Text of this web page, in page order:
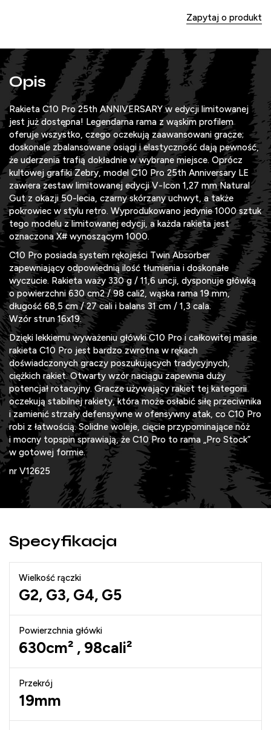
Zapytaj o produkt
Opis
Rakieta C10 Pro 25th ANNIVERSARY w edycji limitowanej
jest już dostępna! Legendarna rama z wąskim profilem
oferuje wszystko, czego oczekują zaawansowani gracze;
doskonale zbalansowane osiągi i elastyczność dają pewność,
że uderzenia trafią dokładnie w wybrane miejsce. Oprócz
kultowej grafiki Zebry, model C10 Pro 25th Anniversary LE
zawiera zestaw limitowanej edycji V-Icon 1,27 mm Natural
Gut z okazji 50-lecia, czarny skórzany uchwyt, a także
pokrowiec w stylu retro. Wyprodukowano jedynie 1000 sztuk
tego modelu z limitowanej edycji, a każda rakieta jest
oznaczona X# wynoszącym 1000.
C10 Pro posiada system rękojeści Twin Absorber
zapewniający odpowiednią ilość tłumienia i doskonałe
wyczucie. Rakieta waży 330 g / 11,6 uncji, dysponuje główką
o powierzchni 630 cm2 / 98 cali2, wąska rama 19 mm,
długość 68,5 cm / 27 cali i balans 31 cm / 1,3 cala.
Wzór strun 16x19.
Dzięki lekkiemu wyważeniu główki C10 Pro i całkowitej masie
rakieta C10 Pro jest bardzo zwrotna w rękach
doświadczonych graczy poszukujących tradycyjnych,
ciężkich rakiet. Otwarty wzór naciągu zapewnia duży
potencjał rotacyjny. Gracze używający rakiet tej kategorii
oczekują stabilnej rakiety, która może osłabić siłę przeciwnika
i zamienić strzały defensywne w ofensywny atak, co C10 Pro
robi z łatwością. Solidne woleje, cięcie przypominające nóż
i mocny topspin sprawiają, że C10 Pro to rama „Pro Stock”
w gotowej formie.
nr V12625
Specyfikacja
Wielkość rączki
G2, G3, G4, G5
Powierzchnia główki
630cm² , 98cali²
Przekrój
19mm